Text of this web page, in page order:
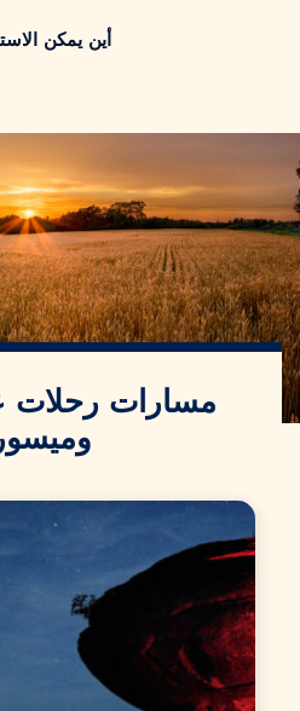
أين يمكن
مسارات رحلات